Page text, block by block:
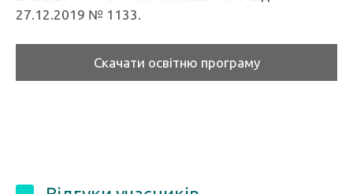
27.12.2019 № 1133.
Скачати освітню програму